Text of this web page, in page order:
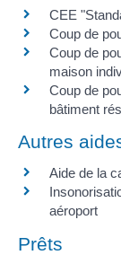
CEE
Coup de
Coup de
maison
Coup de
bâtiment
Autres
Aide de la
aéroport
Prêts